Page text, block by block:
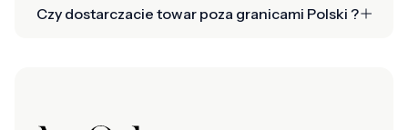
Czy dostarczacie towar poza granicami Polski ?